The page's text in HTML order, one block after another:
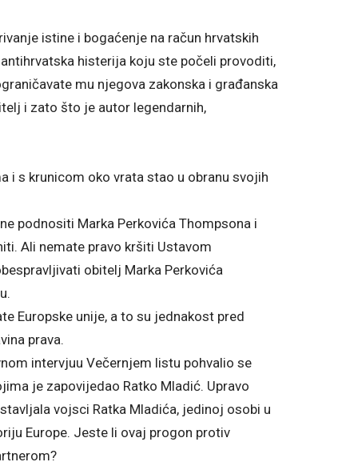
istine i bogaćenje na račun hrvatskih
histerija koju ste počeli provoditi,
mu njegova zakonska i građanska
i zato što je autor legendarnih,
i s krunicom oko vrata stao u obranu svojih
podnositi Marka Perkovića Thompsona i
Ali nemate pravo kršiti Ustavom
obitelj Marka Perkovića
Europske unije, a to su jednakost pred
prava.
intervjuu Večernjem listu pohvalio se
je zapovijedao Ratko Mladić. Upravo
vojsci Ratka Mladića, jedinoj osobi u
Europe. Jeste li ovaj progon protiv